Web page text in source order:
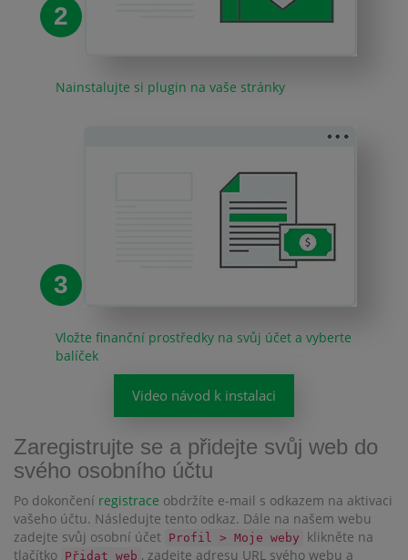
2
Nainstalujte si plugin na vaše stránky
3
Vložte finanční prostředky na svůj účet a vyberte
balíček
Video návod k instalaci
Zaregistrujte se a přidejte svůj web do
svého osobního účtu
Po dokončení registrace obdržíte e-mail s odkazem na aktivaci
vašeho účtu. Následujte tento odkaz. Dále na našem webu
zadejte svůj osobní účet Profil > Moje weby
klikněte na
tlačítko Přidat web , zadejte adresu URL svého webu a